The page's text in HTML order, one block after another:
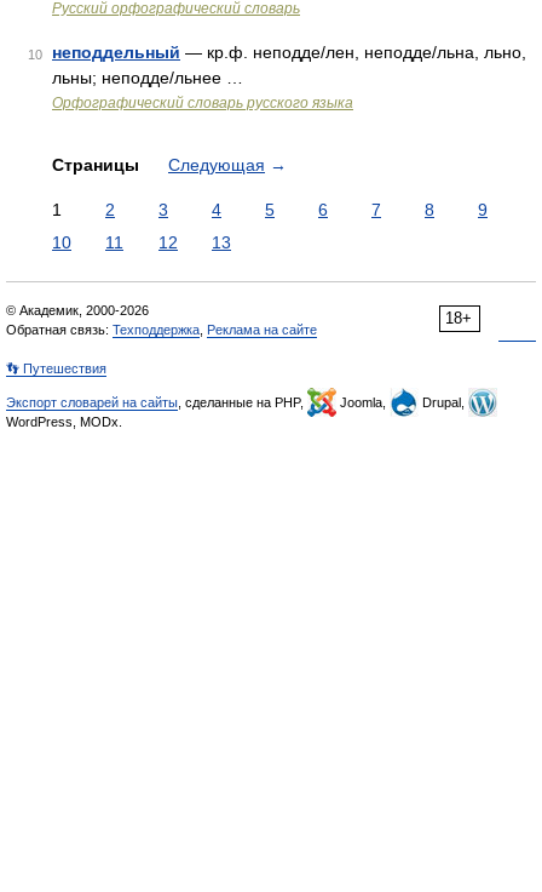
Русский орфографический словарь
10 неподдельный — кр.ф. неподде/лен, неподде/льна, льно,
льны; неподде/льнее …
Орфографический словарь русского языка
Страницы Следующая →
1 2 3 4 5 6 7 8
9
10
11 12 13
18+
© Академик, 2000-2026
Обратная связь: Техподдержка Реклама на сайте
👣 Путешествия
Экспорт словарей на сайты , сделанные на PHP, Joomla,
Drupal,
WordPress, MODx.